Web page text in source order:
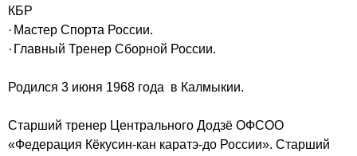
КБР
· Мастер Спорта России.
· Главный Тренер Сборной России.
Родился 3 июня 1968 года в Калмыкии.
Старший тренер Центрального Додзё ОФСОО
«Федерация Кёкусин-кан каратэ-до России». Старший